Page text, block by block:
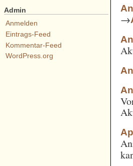
→
Admin
Anmelden
Eintrags-Feed
Kommentar-Feed
WordPress.org